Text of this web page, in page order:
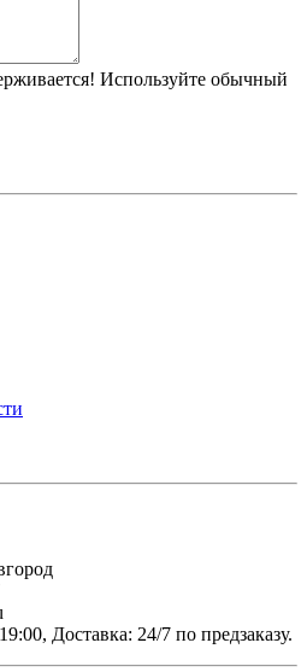
Используйте обычный
Доставка: 24/7 по предзаказу.